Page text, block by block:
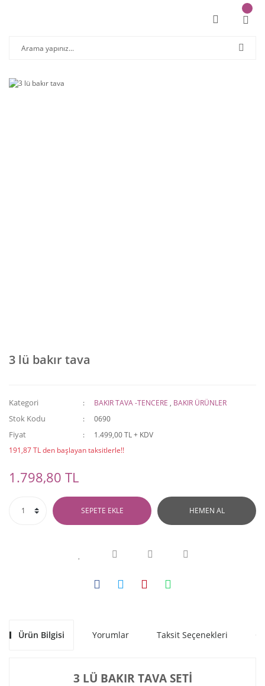
3 lü bakır tava
Kategori BAKIR TAVA -TENCERE , BAKIR ÜRÜNLER
Stok Kodu 0690
Fiyat
1.499,00 TL + KDV
191,87 TL den başlayan taksitlerle!!
1.798,80 TL
SEPETE EKLE HEMEN AL
Ürün Bilgisi Yorumlar Taksit Seçenekleri
3 LÜ BAKIR TAVA SETİ